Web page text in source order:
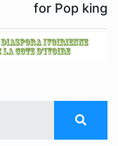
for Pop king